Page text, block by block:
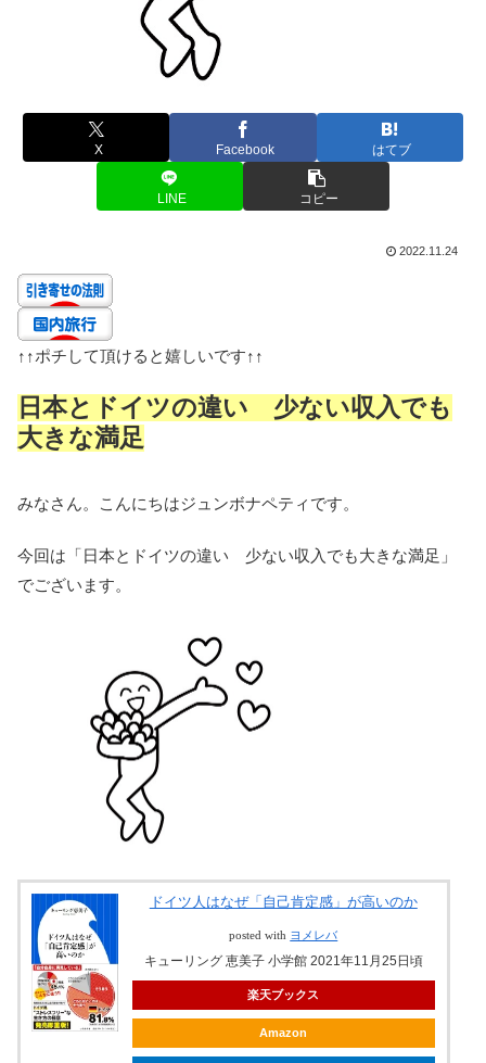
X Facebook はてブ
LINE コピー
2022.11.24
↑↑ポチして頂けると嬉しいです↑↑
日本とドイツの違い 少ない収入でも
大きな満足
みなさん。こんにちはジュンボナペティです。
今回は「日本とドイツの違い 少ない収入でも大きな満足」
でございます。
ドイツ人はなぜ「自己肯定感」が高いのか
posted with ヨメレバ
キューリング 恵美子 小学館 2021年11月25日頃
楽天ブックス
Amazon